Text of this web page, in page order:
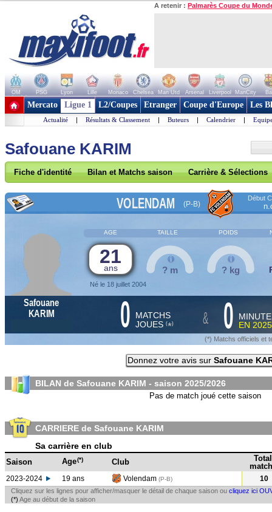
A retenir : Palmarès Coupe du
OM PSG Lyon Lille Monaco Chelsea Man Utd Arsenal Liverpool ManCity
+ de clubs
Mercato Ligue 1 L2/Coupes Etranger Coupe d'Europe Les
Actualité | Résultats & Classement | Buteurs | Calendrier |
Safouane KARIM
Fiche d'identité Bilan et Matchs saison Carrière & Sélections
VOLENDAM (P-B)
Début
AGE TAILLE POIDS
21
ans
Né le 18 juillet 2004
? m ? kg
Safouane
KARIM
0 MATCHS
JOUES (*) & 0
EN
(*) Matchs officiels et
Donnez votre avis sur Safouane
BILAN de Safouane KARIM - saison 2025/2026
Pas de match joué cette saison
CARRIERE de Safouane KARIM
Sa carrière en club
Saison Age(*) Club
Total
2023-2024 19 ans Volendam (P-B) 10
Cliquez sur les lignes pour afficher/masquer le détail de chaque saison ou cliquez ici
(*) Age au début de la saison